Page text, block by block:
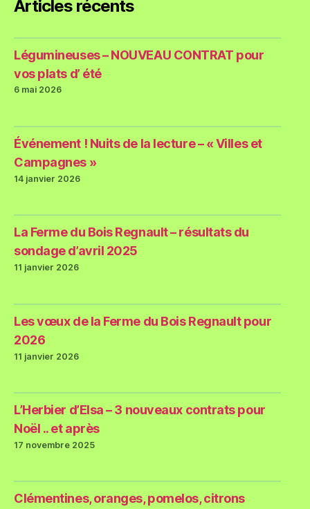
Articles récents
Légumineuses – NOUVEAU CONTRAT pour
vos plats d’ été
6 mai 2026
Événement ! Nuits de la lecture – « Villes et
Campagnes »
14 janvier 2026
La Ferme du Bois Regnault – résultats du
sondage d’avril 2025
11 janvier 2026
Les vœux de la Ferme du Bois Regnault pour
2026
11 janvier 2026
L’Herbier d’Elsa – 3 nouveaux contrats pour
Noël .. et après
17 novembre 2025
Clémentines, oranges, pomelos, citrons